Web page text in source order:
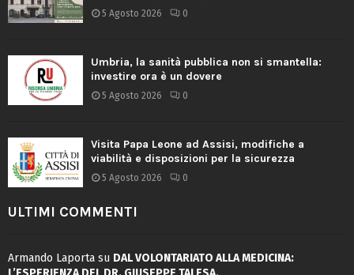
5 Agosto 2026 0
Umbria, la sanità pubblica non si smantella:
investire ora è un dovere
5 Agosto 2026 0
Visita Papa Leone ad Assisi, modifiche a
viabilità e disposizioni per la sicurezza
5 Agosto 2026 0
ULTIMI COMMENTI
Armando Laporta su DAL VOLONTARIATO ALLA MEDICINA: